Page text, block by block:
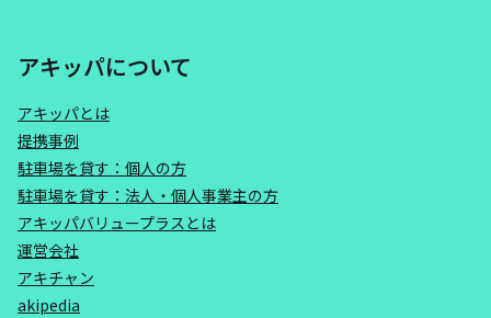
アキッパについて
アキッパとは
提携事例
駐車場を貸す：個人の方
駐車場を貸す：法人・個人事業主の方
アキッパバリュープラスとは
運営会社
アキチャン
akipedia